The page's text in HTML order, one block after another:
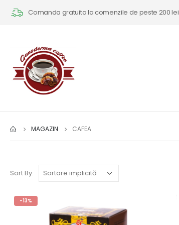
Comanda gratuita la comenzile de peste 200 lei
MAGAZIN CAFEA
Sort By:
-13%